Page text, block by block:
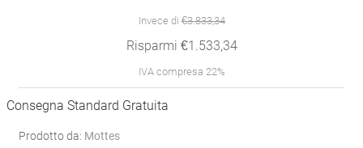
Invece di€3.833,34
Risparmi €1.533,34
IVA compresa 22%
Consegna Standard Gratuita
Prodotto da: Mottes